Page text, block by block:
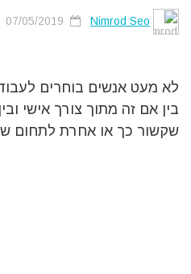
Nimrod Seo
לא מעט אנשים בוחרים
בין אם זה מתוך צורך אישי
שקשור כך או אחרת לתחום